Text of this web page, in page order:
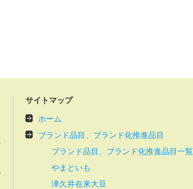
サイトマップ
ホーム
ブランド品目、ブランド化推進品目
ブランド品目、ブランド化推進品目一覧
やまといも
津久井在来大豆